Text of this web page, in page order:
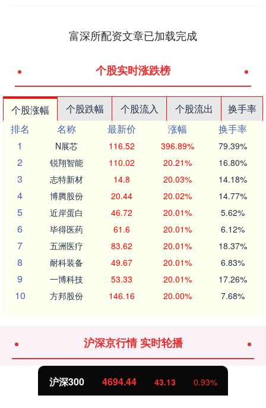
富深所配资文章已加载完成
个股实时涨跌榜
个股涨幅 个股跌幅 个股流入 个股流出
换手率
排名
名称 最新价 涨幅
换手率
1
N展芯 116.52 396.89% 79.39%
2 锐翔智能 110.02 20.21% 16.80%
3 志特新材 14.8 20.03% 14.18%
4 博腾股份 20.44 20.02% 14.77%
5 近岸蛋白 46.72 20.01% 5.62%
6 毕得医药 61.6 20.01% 6.12%
7 五洲医疗 83.62 20.01% 18.37%
8 耐科装备 49.67 20.01% 6.83%
9 一博科技 53.33 20.01% 17.26%
10 方邦股份 146.16 20.00% 7.68%
沪深京行情 实时轮播
北证50 1134.24 11.37